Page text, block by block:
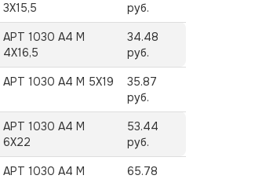
3X15,5
руб.
АРТ 1030 А4 M
4X16,5
34.48
руб.
АРТ 1030 А4 M 5X19
35.87
руб.
АРТ 1030 А4 M
6X22
53.44
руб.
АРТ 1030 А4 M
65.78